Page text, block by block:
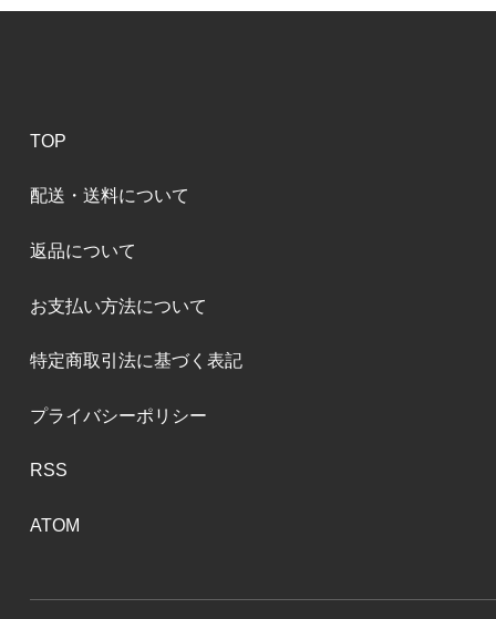
TOP
配送・送料について
返品について
お支払い方法について
特定商取引法に基づく表記
プライバシーポリシー
RSS
ATOM